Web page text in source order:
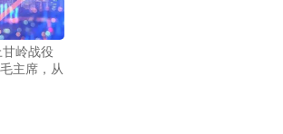
岭战役
主席，从